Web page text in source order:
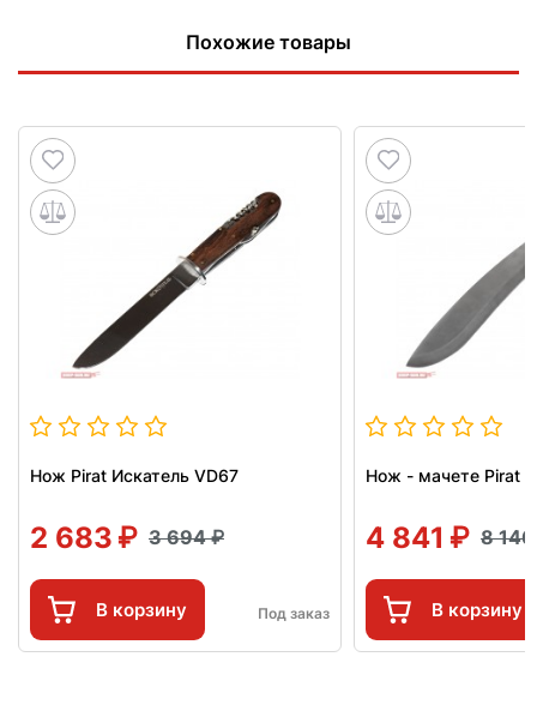
Похожие товары
Нож Pirat Искатель VD67
2 683 3 694
В корзину Под заказ
Нож - мачете Pirat
4 841 8
В корзину